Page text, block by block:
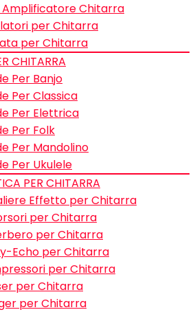
Amplificatore Chitarra
per Chitarra
per Chitarra
CHITARRA
Per Banjo
Per Classica
Per Elettrica
Per Folk
Per Mandolino
Per Ukulele
PER CHITARRA
Effetto per Chitarra
per Chitarra
per Chitarra
Echo per Chitarra
per Chitarra
per Chitarra
per Chitarra